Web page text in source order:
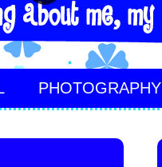
PHOTOGRAPHY